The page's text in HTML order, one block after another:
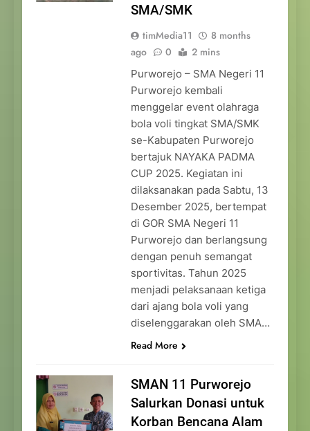
SMA/SMK
timMedia11
8 months
ago
0 2 mins
Purworejo – SMA Negeri 11
Purworejo kembali
menggelar event olahraga
bola voli tingkat SMA/SMK
se-Kabupaten Purworejo
bertajuk NAYAKA PADMA
CUP 2025. Kegiatan ini
dilaksanakan pada Sabtu, 13
Desember 2025, bertempat
di GOR SMA Negeri 11
Purworejo dan berlangsung
dengan penuh semangat
sportivitas. Tahun 2025
menjadi pelaksanaan ketiga
dari ajang bola voli yang
diselenggarakan oleh SMA…
Read More
SMAN 11 Purworejo
Salurkan Donasi untuk
Korban Bencana Alam